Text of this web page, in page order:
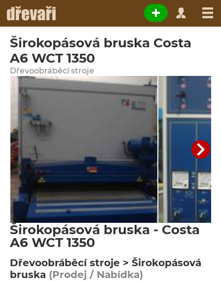
Širokopásová bruska Costa
A6 WCT 1350
Dřevoobráběcí stroje
Širokopásová bruska - Costa
A6 WCT 1350
Dřevoobráběcí stroje > Širokopásová
bruska (Prodej / Nabídka)